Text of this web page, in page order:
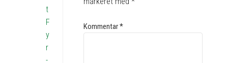
Kommentar*
t
F
y
r
-